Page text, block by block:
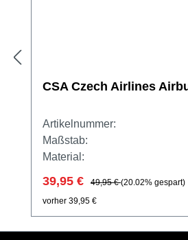
CSA Czech Airlines
Artikelnummer:
Maßstab:
Material:
39,95 € 49,95 €(20.02% gespart)
vorher 39,95 €